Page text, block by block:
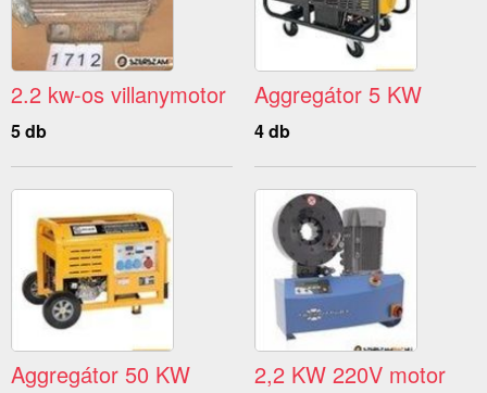
2.2 kw-os villanymotor
5 db
Aggregátor 5 KW
4 db
Aggregátor 50 KW 2,2 KW 220V motor